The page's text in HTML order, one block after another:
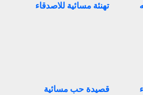
تهنئة مسائية للاصدقاء
قصيدة حب مسائية